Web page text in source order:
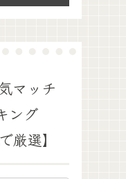
マッチ
ング
厳選】